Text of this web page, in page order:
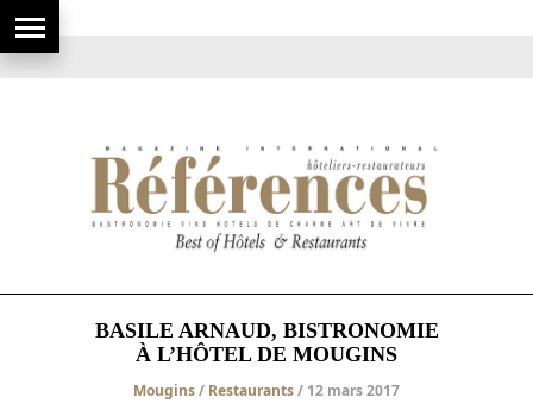
BASILE ARNAUD, BISTRONOMIE
À L’HÔTEL DE MOUGINS
Mougins/ Restaurants/ 12 mars 2017